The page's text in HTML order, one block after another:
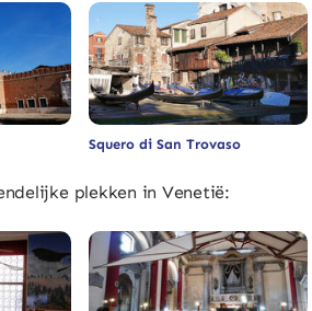
Squero di San Trovaso
plekken in Venetië: